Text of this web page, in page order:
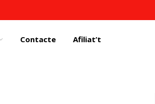
Contacte Afiliat’t